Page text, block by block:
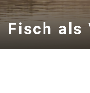
Fisch als